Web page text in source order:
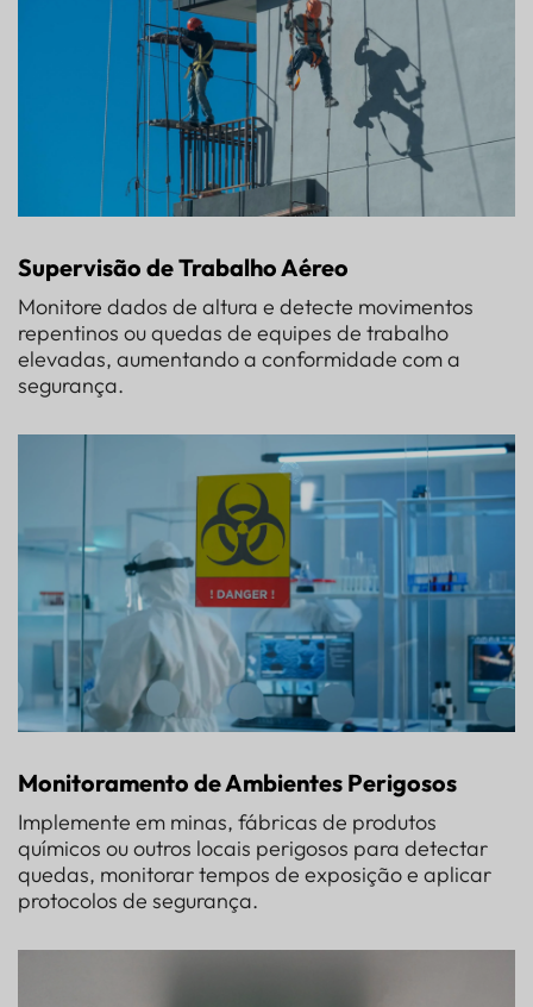
Supervisão de Trabalho Aéreo
Monitore dados de altura e detecte movimentos
repentinos ou quedas de equipes de trabalho
elevadas, aumentando a conformidade com a
segurança.
Monitoramento de Ambientes Perigosos
Implemente em minas, fábricas de produtos
químicos ou outros locais perigosos para detectar
quedas, monitorar tempos de exposição e aplicar
protocolos de segurança.